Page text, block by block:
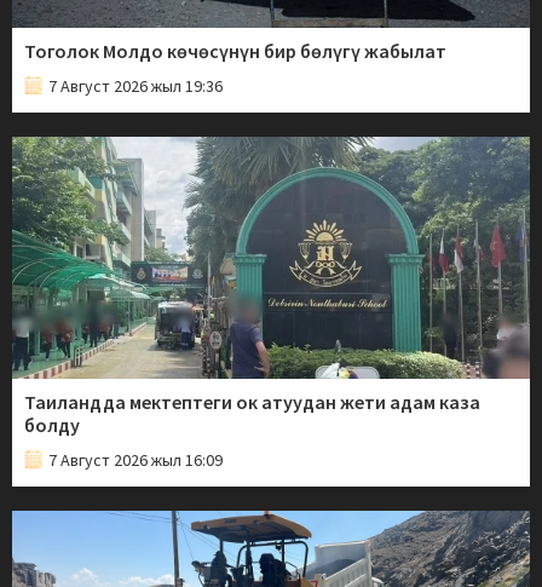
Тоголок Молдо көчөсүнүн бир бөлүгү жабылат
7 Август 2026 жыл 19:36
Таиландда мектептеги ок атуудан жети адам каза
болду
7 Август 2026 жыл 16:09